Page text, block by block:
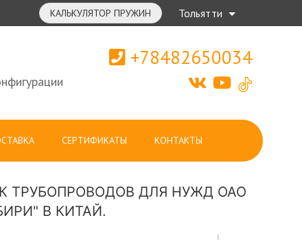
КАЛЬКУЛЯТОР ПРУЖИН Тольятти
+78482650034
СЕРТИФИКАТЫ КОНТАКТЫ
ТРУБОПРОВОДОВ ДЛЯ НУЖД ОАО
В КИТАЙ.